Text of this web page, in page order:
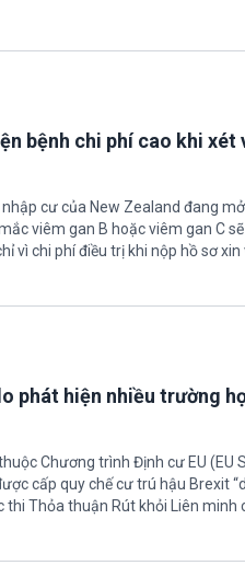
bệnh chi phí cao khi xét
cư của New Zealand đang
viêm gan B hoặc viêm gan C
vì chi phí điều trị khi nộp hồ sơ xin
phát hiện nhiều trường
Chương trình Định cư EU (EU
cấp quy chế cư trú hậu Brexit
thi Thỏa thuận Rút khỏi Liên minh